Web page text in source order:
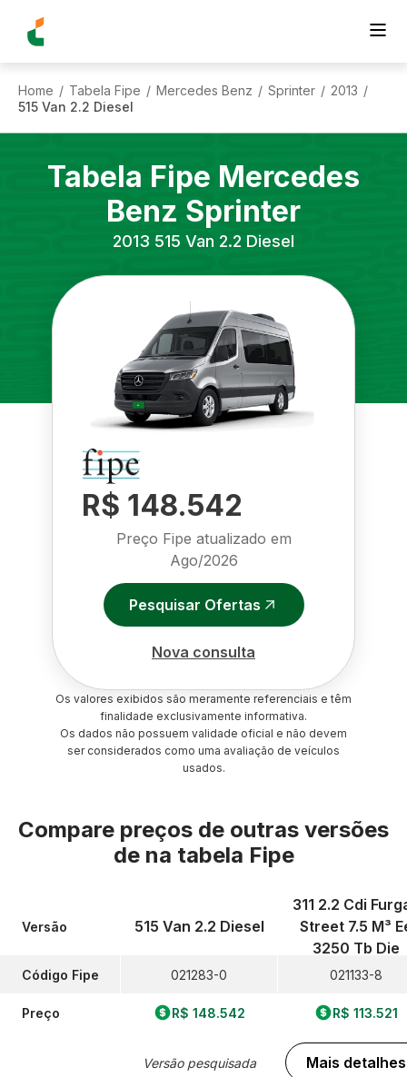
Home / Tabela Fipe / Mercedes Benz / Sprinter / 2013 /
515 Van 2.2 Diesel
Tabela Fipe Mercedes
Benz Sprinter
2013 515 Van 2.2 Diesel
R$ 148.542
Preço Fipe atualizado em
Ago/2026
Pesquisar Ofertas
Nova consulta
Os valores exibidos são meramente referenciais e têm
finalidade exclusivamente informativa.
Os dados não possuem validade oficial e não devem
ser considerados como uma avaliação de veículos
usados.
Compare preços de outras versões
de na tabela Fipe
Versão
Código Fipe
Preço
515 Van 2.2 Diesel
021283-0
R$ 148.542
Versão pesquisada
311 2.2 Cdi
Street 7.5 M³
3250 Tb Die
021133-8
R$ 113.521
Mais detalhes